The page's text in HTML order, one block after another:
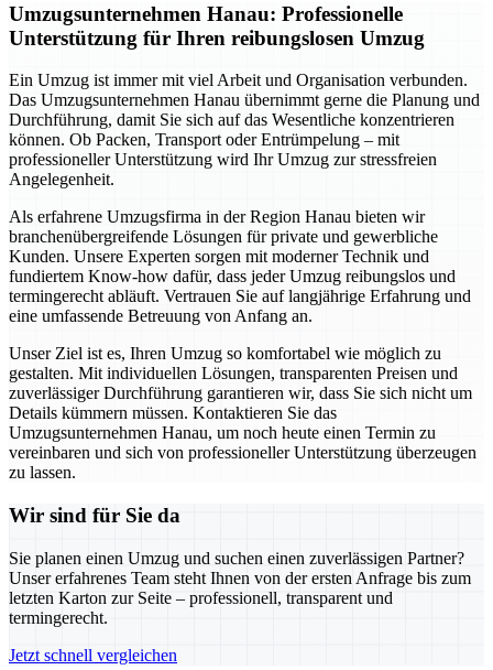
Umzugsunternehmen Hanau: Professionelle
Unterstützung für Ihren reibungslosen Umzug
Ein Umzug ist immer mit viel Arbeit und Organisation verbunden.
Das Umzugsunternehmen Hanau übernimmt gerne die Planung und
Durchführung, damit Sie sich auf das Wesentliche konzentrieren
können. Ob Packen, Transport oder Entrümpelung – mit
professioneller Unterstützung wird Ihr Umzug zur stressfreien
Angelegenheit.
Als erfahrene Umzugsfirma in der Region Hanau bieten wir
branchenübergreifende Lösungen für private und gewerbliche
Kunden. Unsere Experten sorgen mit moderner Technik und
fundiertem Know-how dafür, dass jeder Umzug reibungslos und
termingerecht abläuft. Vertrauen Sie auf langjährige Erfahrung und
eine umfassende Betreuung von Anfang an.
Unser Ziel ist es, Ihren Umzug so komfortabel wie möglich zu
gestalten. Mit individuellen Lösungen, transparenten Preisen und
zuverlässiger Durchführung garantieren wir, dass Sie sich nicht um
Details kümmern müssen. Kontaktieren Sie das
Umzugsunternehmen Hanau, um noch heute einen Termin zu
vereinbaren und sich von professioneller Unterstützung überzeugen
zu lassen.
Wir sind für Sie da
Sie planen einen Umzug und suchen einen zuverlässigen Partner?
Unser erfahrenes Team steht Ihnen von der ersten Anfrage bis zum
letzten Karton zur Seite – professionell, transparent und
termingerecht.
Jetzt schnell vergleichen